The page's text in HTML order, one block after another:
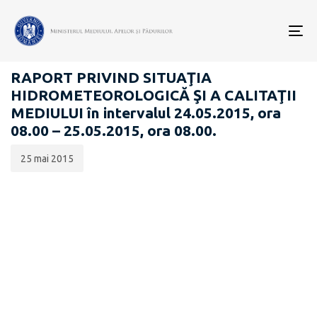
RAPOARTE ZILNICE STAREA MEDIULUI
RAPORT PRIVIND SITUAŢIA
HIDROMETEOROLOGICĂ ŞI A CALITAŢII
MEDIULUI în intervalul 24.05.2015, ora
08.00 – 25.05.2015, ora 08.00.
publicării:
25 mai 2015